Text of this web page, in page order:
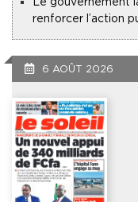
renforcer l’action
6 AOÛT 2026